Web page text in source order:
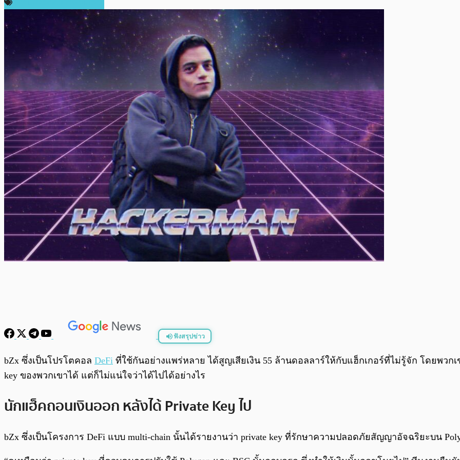
ฟังสรุปข่าว
พร้อมเล่น
bZx ซึ่งเป็นโปรโตคอล DeFi ที่ใช้กันอย่างแพร่หลาย ได้สูญเสียเงิน 55 ล้านดอลลาร์ให้กับแฮ็กเกอร์ที่ไม่รู้จัก โดยพวกเ
key ของพวกเขาได้ แต่ก็ไม่แน่ใจว่าได้ไปได้อย่างไร
นักแฮ็คถอนเงินออก หลังได้ Private Key ไป
bZx ซึ่งเป็นโครงการ DeFi แบบ multi-chain นั้นได้รายงานว่า private key ที่รักษาความปลอดภัยสัญญาอัจฉริยะบน